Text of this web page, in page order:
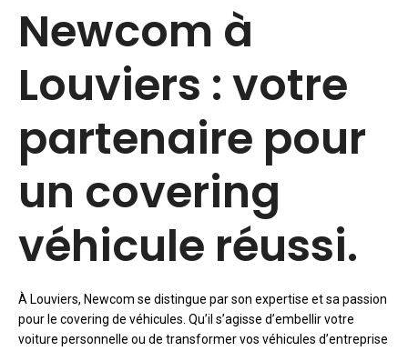
Newcom à
Louviers : votre
partenaire pour
un covering
véhicule réussi.
À Louviers, Newcom se distingue par son expertise et sa passion
pour le covering de véhicules. Qu’il s’agisse d’embellir votre
voiture personnelle ou de transformer vos véhicules d’entreprise